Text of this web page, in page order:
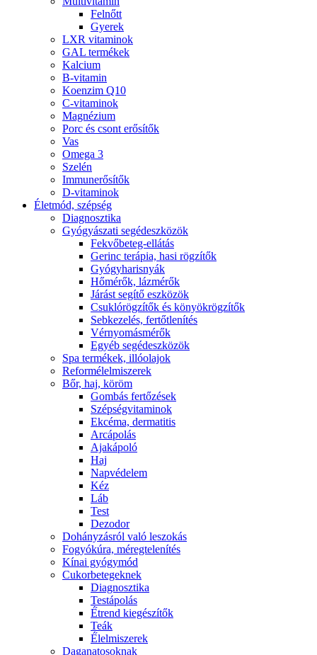
Felnőtt
Gyerek
LXR vitaminok
GAL termékek
Kalcium
B-vitamin
Koenzim Q10
C-vitaminok
Magnézium
Porc és csont erősítők
Vas
Omega 3
Szelén
Immunerősítők
D-vitaminok
Életmód, szépség
Diagnosztika
Gyógyászati segédeszközök
Fekvőbeteg-ellátás
Gerinc terápia, hasi rögzítők
Gyógyharisnyák
Hőmérők, lázmérők
Járást segítő eszközök
Csuklórögzítők és könyökrögzítők
Sebkezelés, fertőtlenítés
Vérnyomásmérők
Egyéb segédeszközök
Spa termékek, illóolajok
Reformélelmiszerek
Bőr, haj, köröm
Gombás fertőzések
Szépségvitaminok
Ekcéma, dermatitis
Arcápolás
Ajakápoló
Haj
Napvédelem
Kéz
Láb
Test
Dezodor
Dohányzásról való leszokás
Fogyókúra, méregtelenítés
Kínai gyógymód
Cukorbetegeknek
Diagnosztika
Testápolás
É́trend kiegészítők
Teák
É́lelmiszerek
Daganatosoknak